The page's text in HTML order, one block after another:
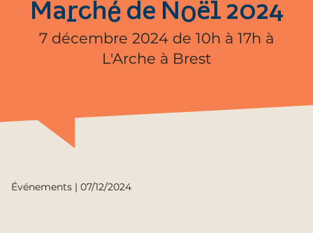
Marché de Noël 2024
7 décembre 2024 de 10h à 17h à
L'Arche à Brest
Événements | 07/12/2024